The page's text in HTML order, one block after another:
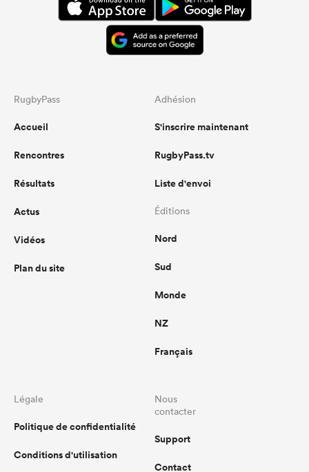
RugbyPass
Accueil
Rencontres
Résultats
Actus
Vidéos
Plan du site
Adhésion
S'inscrire maintenant
RugbyPass.tv
Liste d'envoi
Éditions
Nord
Sud
Monde
NZ
Français
Légale
Politique de confidentialité
Conditions d'utilisation
Nous
contacter
Support
Contact